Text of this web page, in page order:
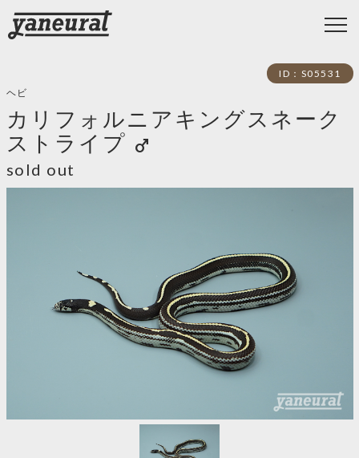
ID：S05531
ヘビ
カリフォルニアキングスネーク
ストライプ male
sold out